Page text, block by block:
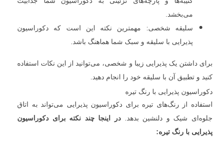
می‌بخشد.
سلیقه شخصی: مهمترین نکته این است که دکوراسیون
پذیرایی با سلیقه و سبک شما هماهنگ باشد.
برای داشتن یک پذیرایی زیبا و شخصی، می‌توانید از این نکات استفاده
کنید و تطبیق آن با سلیقه خود را انجام دهید.
دکوراسیون پذیرایی با رنگ تیره
استفاده از رنگ‌های تیره برای دکوراسیون پذیرایی می‌تواند به اتاق
جلوه‌ای شیک و دلنشین بدهد. در اینجا چند نکته برای دکوراسیون
پذیرایی با رنگ تیره: